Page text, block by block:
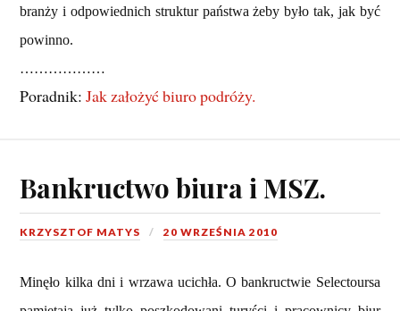
branży i odpowiednich struktur państwa żeby było tak, jak być
powinno.
………………
Poradnik:Jak założyć biuro podróży.
Bankructwo biura i MSZ.
KRZYSZTOF MATYS 20 WRZEŚNIA 2010
Minęło kilka dni i wrzawa ucichła. O bankructwie Selectoursa